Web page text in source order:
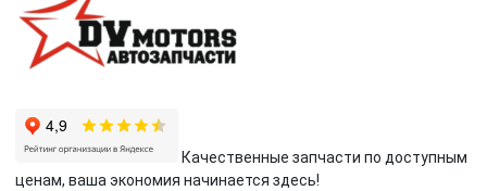
Качественные запчасти по доступным
ценам, ваша экономия начинается здесь!